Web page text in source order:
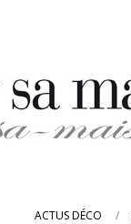
ACTUS DÉCO